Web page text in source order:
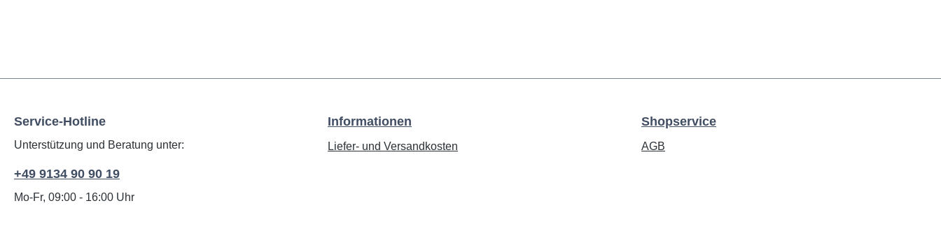
Service-Hotline
Unterstützung und Beratung unter:
+49 9134 90 90 19
Mo-Fr, 09:00 - 16:00 Uhr
Informationen
Liefer- und Versandkosten
Shopservice
AGB